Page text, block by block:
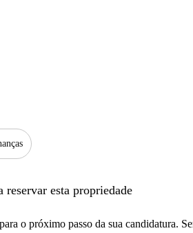
reservar esta propriedade
o próximo passo da sua candidatura.